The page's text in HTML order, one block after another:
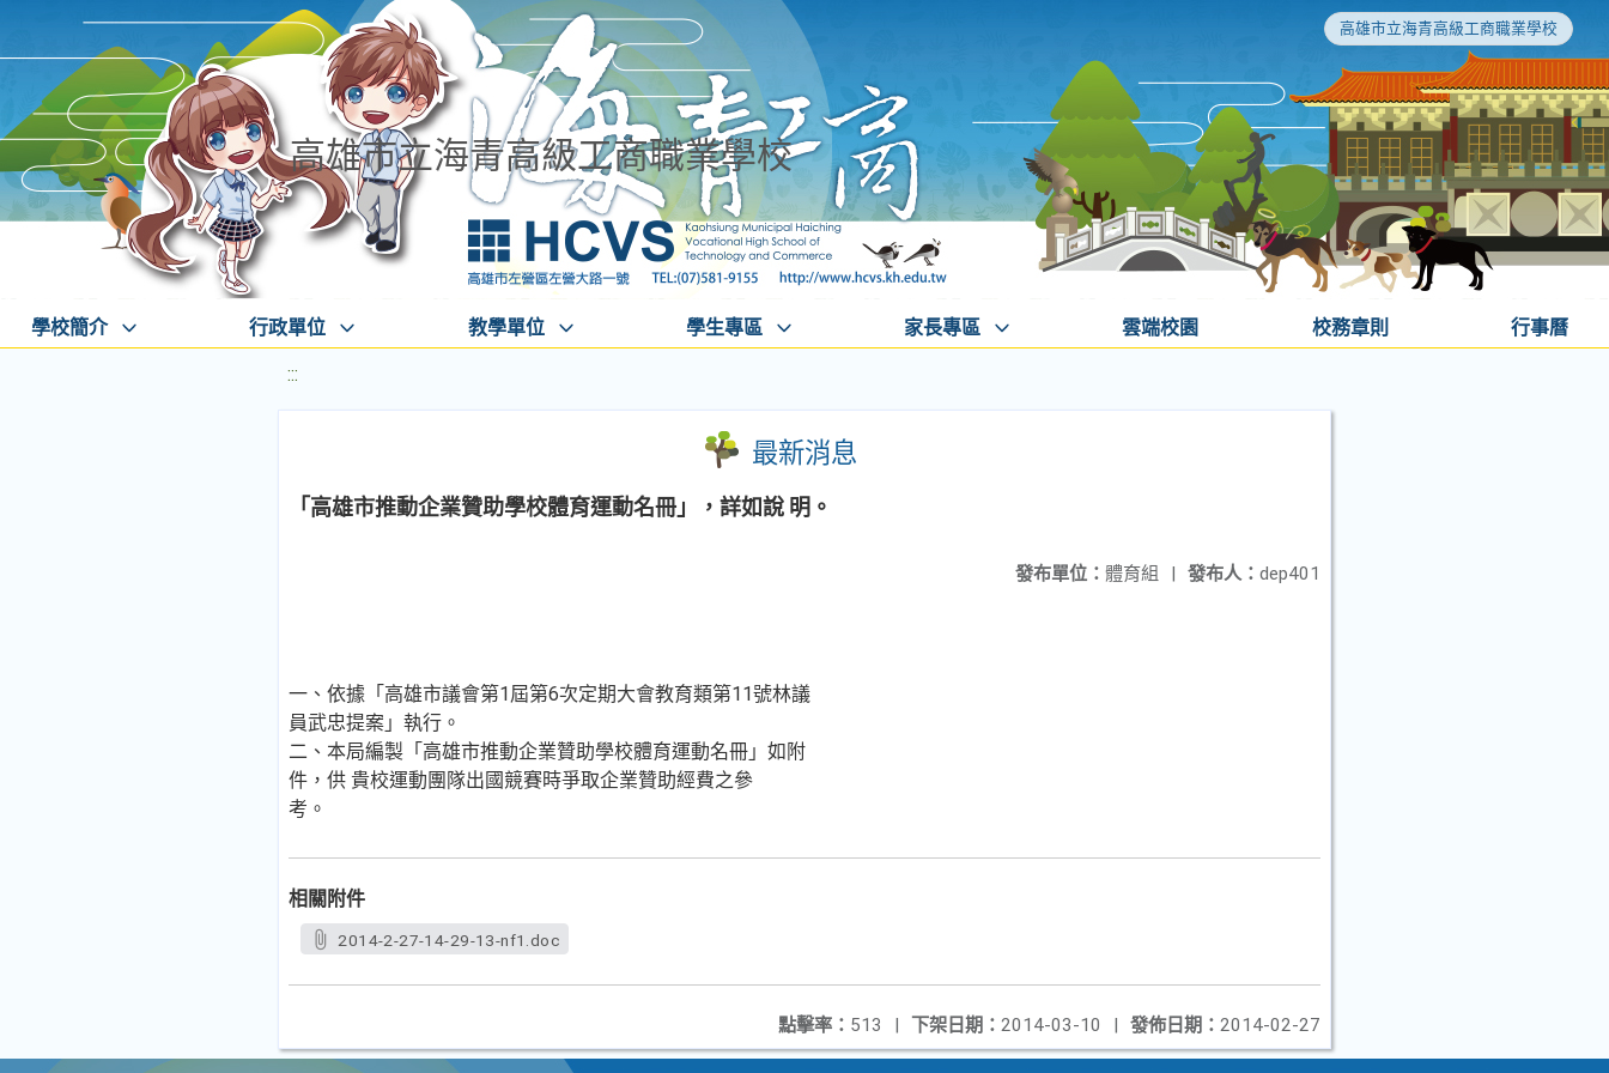
高雄市立海青高級工商職業學校
高雄市立海青高級工商職業學校
學校簡介 行政單位 教學單位 學生專區 家長專區 雲端校園 校務章則 行事曆
:::
最新消息
「高雄市推動企業贊助學校體育運動名冊」，詳如說 明。
發布人： dep401
發布單位： 體育組 |
一、依據「高雄市議會第1屆第6次定期大會教育類第11號林議
員武忠提案」執行。
二、本局編製「高雄市推動企業贊助學校體育運動名冊」如附
件，供 貴校運動團隊出國競賽時爭取企業贊助經費之參
考。
相關附件
2014-2-27-14-29-13-nf1.doc
發佈日期： 2014-02-27
下架日期： 2014-03-10 |
點擊率： 513 |